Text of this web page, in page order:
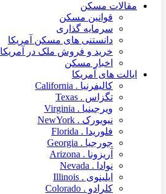
مقالات مسکن
قوانین مسکن
سرمایه گذاری
دانستنی های مسکن آمریکا
خرید و فروش ملک در آمریکا
اخبار مسکن
ایالت های آمریکا
کالیفرنیا . California
تگزاس . Texas
ویرجینیا . Virginia
نیویورک . NewYork
فلوریدا . Florida
جورجیا . Georgia
آریزونا . Arizona
نوادا . Nevada
ایلینوی . Illinois
کلرادو . Colorado